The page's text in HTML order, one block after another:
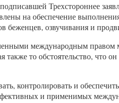
Трехстороннее
на обеспечение
беженцев, озвучивания и
международным
то обстоятельство, что
и
и применимых